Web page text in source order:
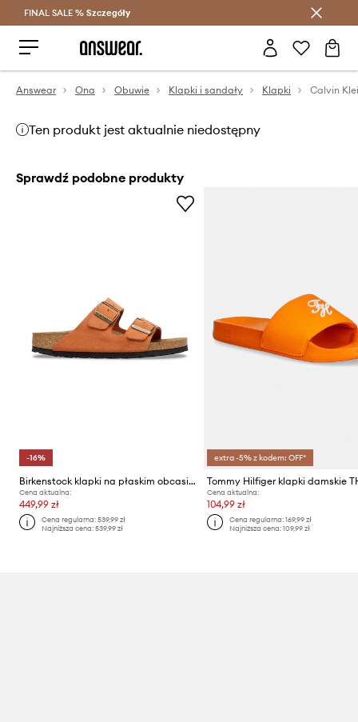
Oszczędzaj z Answear Club >
FINAL SALE % Szczegóły
Answear Ona Obuwie Klapki i sandały Klapki
Ten produkt jest aktualnie niedostępny
Sprawdź podobne produkty
-16%
Birkenstock klapki na płaskim obcasie damskie zamszowe Arizona
Cena aktualna:
449,99 zł
Cena regularna:539,99 zł
Najniższa cena:539,99 zł
extra -5% z kodem: OFF*
Cena aktualna:
104,99 zł
Cena regularna: 169,99 zł
Najniższa cena: 109,99 zł